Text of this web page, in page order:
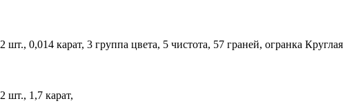
2 шт., 0,014 карат, 3 группа цвета, 5 чистота, 57 граней, огранка Круглая
2 шт., 1,7 карат,